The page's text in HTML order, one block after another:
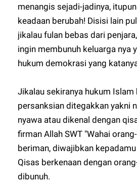
menangis sejadi-jadinya,
keadaan berubah! Disisi lain
jikalau fulan bebas dari
ingin membunuh keluarga nya
hukum demokrasi yang
Jikalau sekiranya hukum Islam
persanksian ditegakkan yakni
nyawa atau dikenal dengan
firman Allah SWT "Wahai
beriman, diwajibkan
Qisas berkenaan dengan
dibunuh.